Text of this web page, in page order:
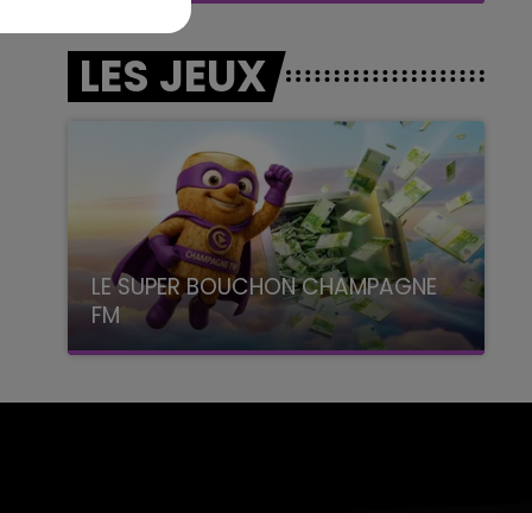
LES JEUX
LE SUPER BOUCHON CHAMPAGNE
FM
avec La Famille Champagne FM, à 8H10